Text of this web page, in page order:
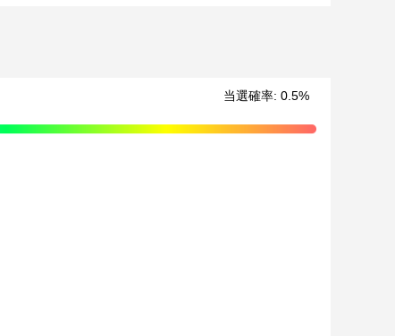
開、譲渡、その他著作権を侵害する行為は禁止して
ります。
ていただく可能性がございます。（該当者には別途
す。
、ご希望の景品や宛名以外でのお届けとなる可能性
さい。
当選確率: 0.5%